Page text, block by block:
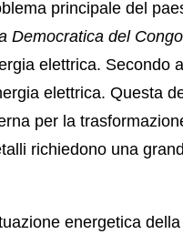
principale del
Democratica del Congo
elettrica. Secondo
elettrica. Questa
per la
richiedono una
energetica della